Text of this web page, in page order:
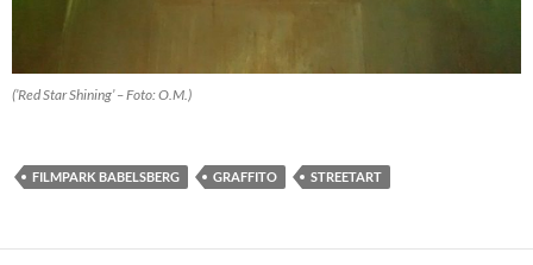
(’Red Star Shining’ – Foto: O.M.)
FILMPARK BABELSBERG GRAFFITO STREETART